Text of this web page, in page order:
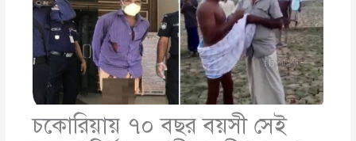
চকোরিয়ায় ৭০ বছর বয়সী সেই